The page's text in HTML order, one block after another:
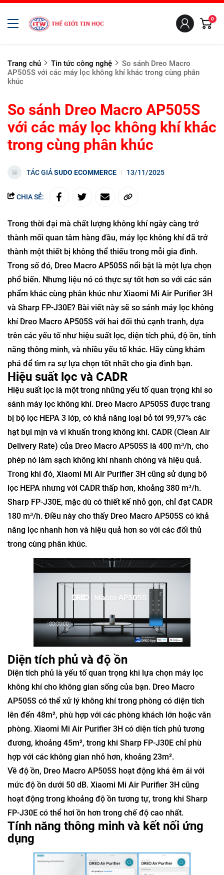
0
Trang chủ Tin tức công nghệ
So sánh Dreo Macro
AP505S với các máy lọc không khí khác trong cùng phân
khúc
So sánh Dreo Macro AP505S
với các máy lọc không khí khác
trong cùng phân khúc
TÁC GIẢSUDO ECOMMERCE 13/11/2025
CHIA SẺ:
Trong thời đại mà chất lượng không khí ngày càng trở
thành mối quan tâm hàng đầu, máy lọc không khí đã trở
thành một thiết bị không thể thiếu trong mỗi gia đình.
Trong số đó, Dreo Macro AP505S nổi bật là một lựa chọn
phổ biến. Nhưng liệu nó có thực sự tốt hơn so với các sản
phẩm khác cùng phân khúc như Xiaomi Mi Air Purifier 3H
và Sharp FP-J30E? Bài viết này sẽ so sánh máy lọc không
khí Dreo Macro AP505S với hai đối thủ cạnh tranh, dựa
trên các yếu tố như hiệu suất lọc, diện tích phủ, độ ồn, tính
năng thông minh, và nhiều yếu tố khác. Hãy cùng khám
phá để tìm ra sự lựa chọn tốt nhất cho gia đình bạn.
Hiệu suất lọc và CADR
Hiệu suất lọc là một trong những yếu tố quan trọng khi so
sánh máy lọc không khí. Dreo Macro AP505S được trang
bị bộ lọc HEPA 3 lớp, có khả năng loại bỏ tới 99,97% các
hạt bụi mịn và vi khuẩn trong không khí. CADR (Clean Air
Delivery Rate) của Dreo Macro AP505S là 400 m³/h, cho
phép nó làm sạch không khí nhanh chóng và hiệu quả.
Trong khi đó, Xiaomi Mi Air Purifier 3H cũng sử dụng bộ
lọc HEPA nhưng với CADR thấp hơn, khoảng 380 m³/h.
Sharp FP-J30E, mặc dù có thiết kế nhỏ gọn, chỉ đạt CADR
180 m³/h. Điều này cho thấy Dreo Macro AP505S có khả
năng lọc nhanh hơn và hiệu quả hơn so với các đối thủ
trong cùng phân khúc.
Diện tích phủ và độ ồn
Diện tích phủ là yếu tố quan trọng khi lựa chọn máy lọc
không khí cho không gian sống của bạn. Dreo Macro
AP505S có thể xử lý không khí trong phòng có diện tích
lên đến 48m², phù hợp với các phòng khách lớn hoặc văn
phòng. Xiaomi Mi Air Purifier 3H có diện tích phủ tương
đương, khoảng 45m², trong khi Sharp FP-J30E chỉ phù
hợp với các không gian nhỏ hơn, khoảng 23m².
Về độ ồn, Dreo Macro AP505S hoạt động khá êm ái với
mức độ ồn dưới 50 dB. Xiaomi Mi Air Purifier 3H cũng
hoạt động trong khoảng độ ồn tương tự, trong khi Sharp
FP-J30E có thể hơi ồn hơn trong chế độ cao nhất.
Tính năng thông minh và kết nối ứng
dụng